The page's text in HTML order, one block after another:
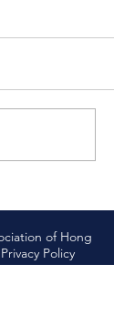
｜中
化協
63
of Hong
Privacy Policy